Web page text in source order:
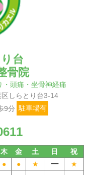
台
骨院
・頭痛・坐骨神経痛
しらとり台3-14
9分 駐車場有
木 金 土 日
祝
● ● ★ ー
★